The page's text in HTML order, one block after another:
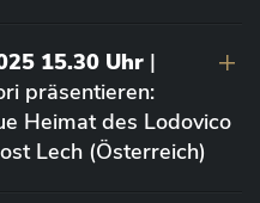
15.30 Uhr |
präsentieren:
Heimat des Lodovico
Lech (Österreich)